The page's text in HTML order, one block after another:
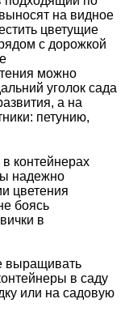
на видное
цветущие
с дорожкой
можно
уголок сада
а на
петунию,
контейнерах
надежно
цветения
боясь
в
выращивать
в саду
или на садовую